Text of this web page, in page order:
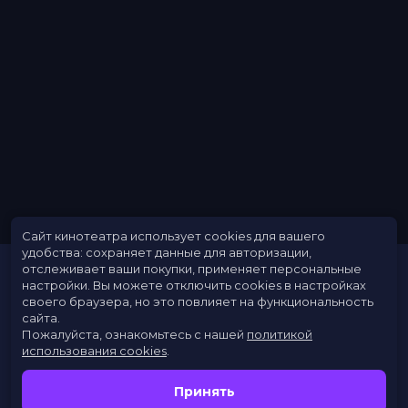
Расписание
Скоро в кино
Сайт кинотеатра использует cookies для вашего
удобства: сохраняет данные для авторизации,
отслеживает ваши покупки, применяет персональные
настройки. Вы можете отключить cookies в настройках
своего браузера, но это повлияет на функциональность
сайта.
Пожалуйста, ознакомьтесь с нашей политикой
использования cookies
Принять